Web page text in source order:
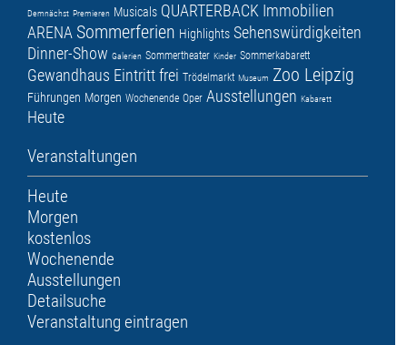
Demnächst Premieren Musicals QUARTERBACK Immobilien
ARENA Sommerferien Highlights Sehenswürdigkeiten
Dinner-Show Galerien Sommertheater Kinder Sommerkabarett
Gewandhaus Eintritt frei Trödelmarkt Museum Zoo Leipzig
Führungen Morgen Wochenende Oper Ausstellungen Kabarett
Heute
Veranstaltungen
Heute
Morgen
kostenlos
Wochenende
Ausstellungen
Detailsuche
Veranstaltung eintragen